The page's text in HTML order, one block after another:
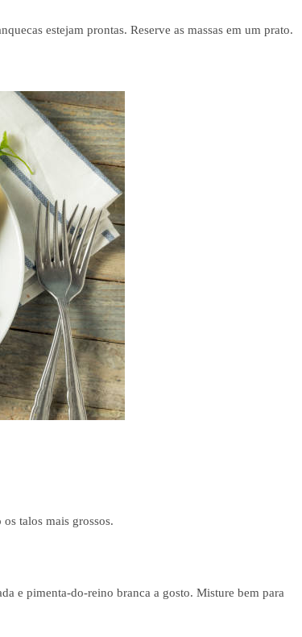
estejam prontas. Reserve as massas em um prato.
talos mais grossos.
e pimenta-do-reino branca a gosto. Misture bem para